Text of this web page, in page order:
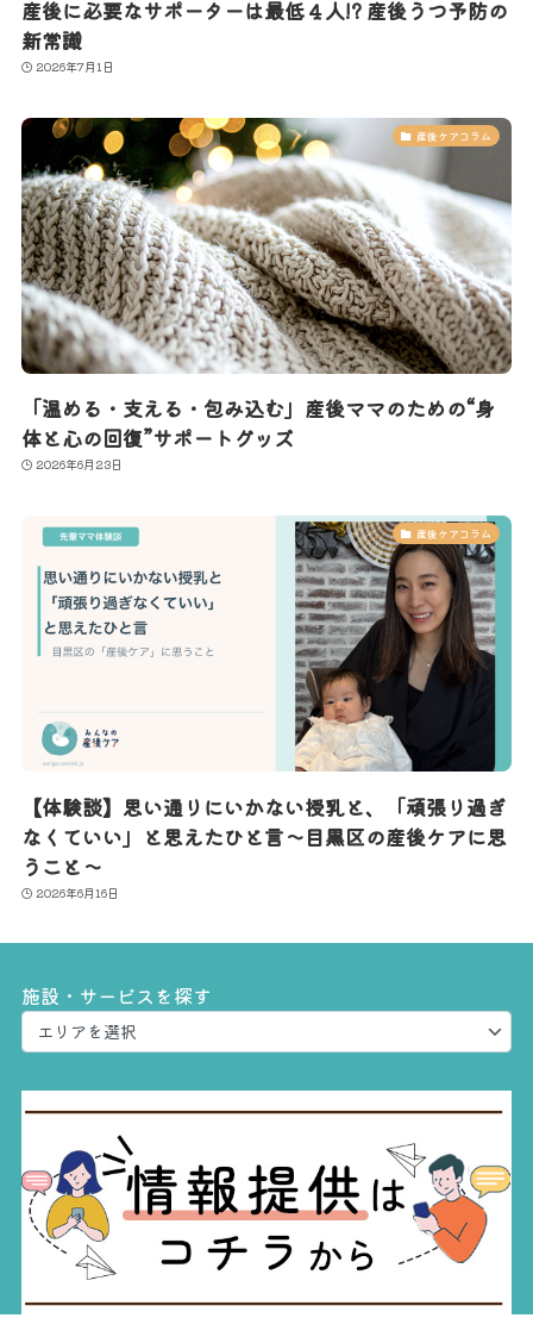
産後に必要なサポーターは最低４人!? 産後うつ予防の
新常識
2026年7月1日
産後ケアコラム
「温める・支える・包み込む」産後ママのための“身
体と心の回復”サポートグッズ
2026年6月23日
産後ケアコラム
【体験談】思い通りにいかない授乳と、「頑張り過ぎ
なくていい」と思えたひと言〜目黒区の産後ケアに思
うこと〜
2026年6月16日
施設・サービスを探す